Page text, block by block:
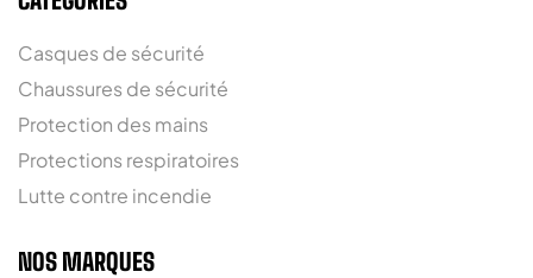
Casques de sécurité
Chaussures de sécurité
Protection des mains
Protections respiratoires
Lutte contre incendie
NOS MARQUES